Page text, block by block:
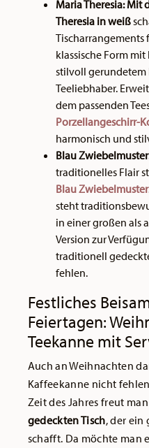
Maria Theresia: Mit
Theresia in weiß
Tischarrangements
klassische Form
stilvoll gerundetem
Teeliebhaber.
dem passenden
Porzellangeschirr-
harmonisch und
Blau
traditionelles Flair
Blau Zwiebelmuster
steht
in einer großen als
Version zur
traditionell
fehlen.
Festliches
Feiertagen:
Teekanne mit
Auch an Weihnachten
Kaffeekanne nicht
Zeit des Jahres freut
gedeckten Tisch, der ein
schafft. Da möchte man